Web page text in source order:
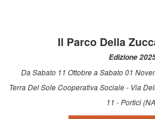
Il Parco Della
Edizione
Da Sabato 11 Ottobre a Sabato 01
Terra Del Sole Cooperativa Sociale - Via
11 - Portici